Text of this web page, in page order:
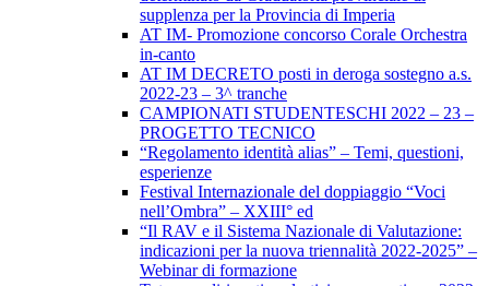
supplenza per la Provincia di Imperia
AT IM- Promozione concorso Corale Orchestra
in-canto
AT IM DECRETO posti in deroga sostegno a.s.
2022-23 – 3^ tranche
CAMPIONATI STUDENTESCHI 2022 – 23 –
PROGETTO TECNICO
“Regolamento identità alias” – Temi, questioni,
esperienze
Festival Internazionale del doppiaggio “Voci
nell’Ombra” – XXIII° ed
“Il RAV e il Sistema Nazionale di Valutazione:
indicazioni per la nuova triennalità 2022-2025” –
Webinar di formazione